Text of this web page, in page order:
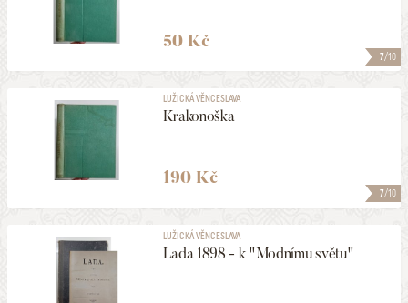
7/10
50 Kč
7/10
LUŽICKÁ VĚNCESLAVA
Krakonoška
190 Kč
LUŽICKÁ VĚNCESLAVA
Lada 1898 - k "Modnímu světu"